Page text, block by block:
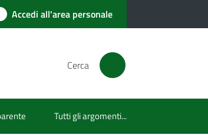
Accedi all'area personale
Cerca
Tutti gli argomenti...